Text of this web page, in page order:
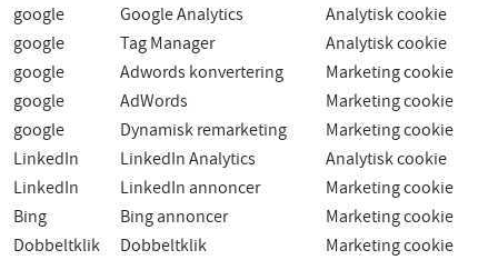
google
Google Analytics
Analytisk cookie
google
Tag Manager
Analytisk cookie
google
Adwords konvertering
Marketing cookie
google
AdWords
Marketing cookie
google
Dynamisk remarketing
Marketing cookie
LinkedIn
LinkedIn Analytics
Analytisk cookie
LinkedIn
LinkedIn annoncer
Marketing cookie
Bing
Bing annoncer
Marketing cookie
Dobbeltklik
Dobbeltklik Marketing cookie